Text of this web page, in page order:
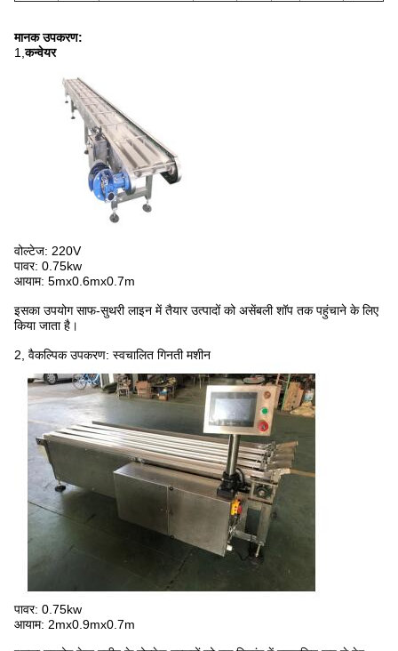
मानक उपकरण:
1,कन्वेयर
वोल्टेज: 220V
पावर: 0.75kw
आयाम: 5mx0.6mx0.7m
इसका उपयोग साफ-सुथरी लाइन में तैयार उत्पादों को असेंबली शॉप तक पहुंचाने के लिए
किया जाता है।
2, वैकल्पिक उपकरण: स्वचालित गिनती मशीन
पावर: 0.75kw
आयाम: 2mx0.9mx0.7m